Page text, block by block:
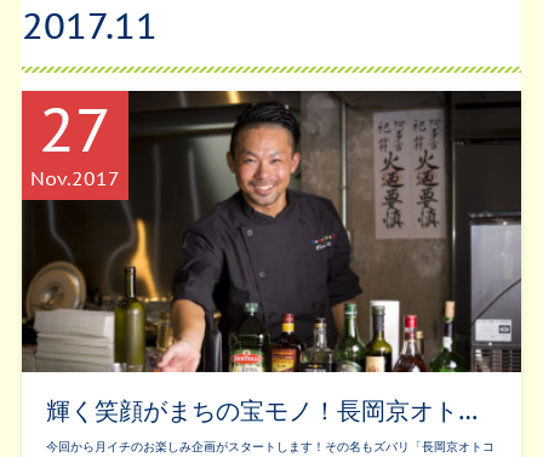
2017.11
輝く笑顔がまちの宝モノ！長岡京オト…
今回から月イチのお楽しみ企画がスタートします！その名もズバリ「長岡京オトコ
27
Nov 2017